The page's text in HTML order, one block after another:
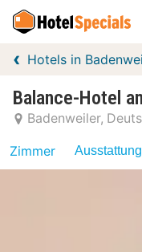
Hotels in
Balance-Hotel
Badenweiler
Zimmer Ausstattung